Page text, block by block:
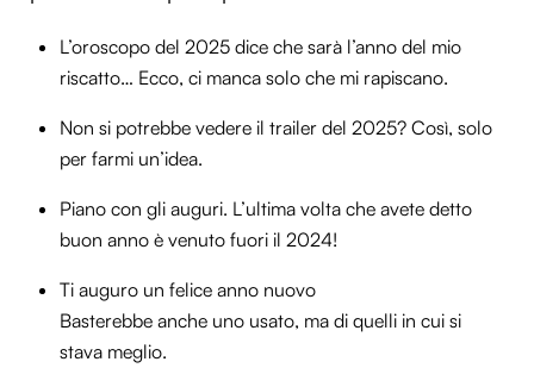
L’oroscopo del 2025 dice che sarà l’anno del mio
riscatto… Ecco, ci manca solo che mi rapiscano.
Non si potrebbe vedere il trailer del 2025? Così, solo
per farmi un’idea.
Piano con gli auguri. L’ultima volta che avete detto
buon anno è venuto fuori il 2024!
Ti auguro un felice anno nuovo
Basterebbe anche uno usato, ma di quelli in cui si
stava meglio.